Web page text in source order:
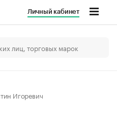
Личный кабинет
Игоревич